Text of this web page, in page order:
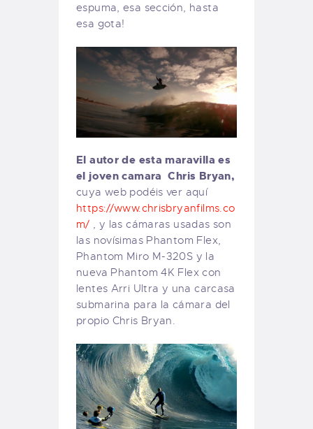
espuma, esa sección, hasta
esa gota!
El autor de esta maravilla es
el joven camara Chris Bryan,
cuya web podéis ver aquí
https://www.chrisbryanfilms.co
m/ , y las cámaras usadas son
las novísimas Phantom Flex,
Phantom Miro M-320S y la
nueva Phantom 4K Flex con
lentes Arri Ultra y una carcasa
submarina para la cámara del
propio Chris Bryan.